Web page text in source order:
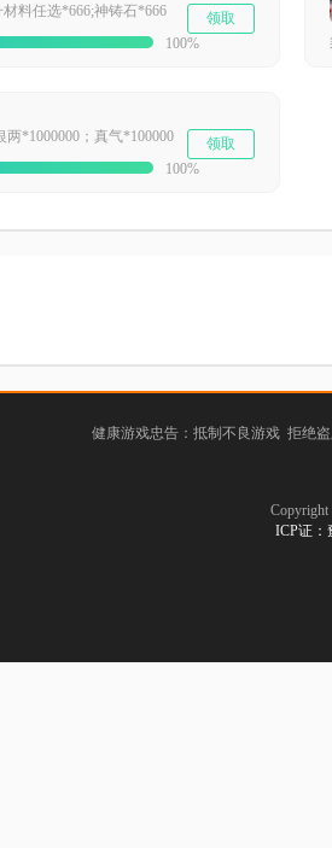
料任选*666;神铸石*666
100%
领取
两*1000000；真气*100000
100%
领取
健康游戏忠告：抵制不良游戏 拒绝
ICP证：